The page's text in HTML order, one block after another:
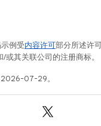
例受内容许可部分所述许
其关联公司的注册商标。
07-29。